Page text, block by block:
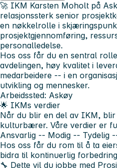
🚀 IKM Karsten Moholt på
relasjonssterk senior
en nøkkelrolle i
prosjektgjennomføring,
personalledelse.
Hos oss får du en sentral
avdelingen, høy kvalitet i
medarbeidere -- i en
utvikling og mennesker.
Arbeidssted: Askøy
🌟 IKMs verdier
Når du blir en del av IKM, blir
kulturbærer. Våre verdier er
Ansvarlig -- Modig -- Tydelig
Hos oss får du rom til å ta
bidra til kontinuerlig
🔧 Dette vil du jobbe med